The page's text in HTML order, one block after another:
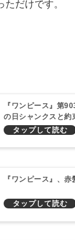
ただけです。
『ワンピース』第
の日シャンクスと約
知らない
『ワンピース』、